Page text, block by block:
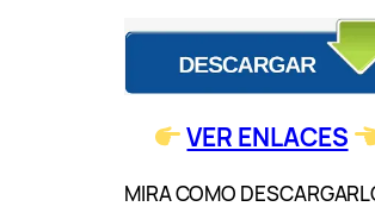
VER ENLACES
MIRA COMO